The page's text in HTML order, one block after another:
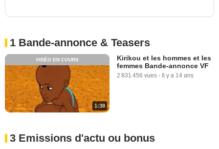
1 Bande-annonce & Teasers
1:38
VIDÉO EN COURS
Kirikou et les hommes et les
femmes Bande-annonce VF
2 831 456 vues - Il y a 14 ans
3 Emissions d'actu ou bonus